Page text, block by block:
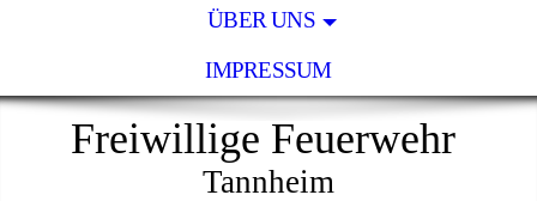
ÜBER UNS
IMPRESSUM
Freiwillige Feuerwehr
Tannheim